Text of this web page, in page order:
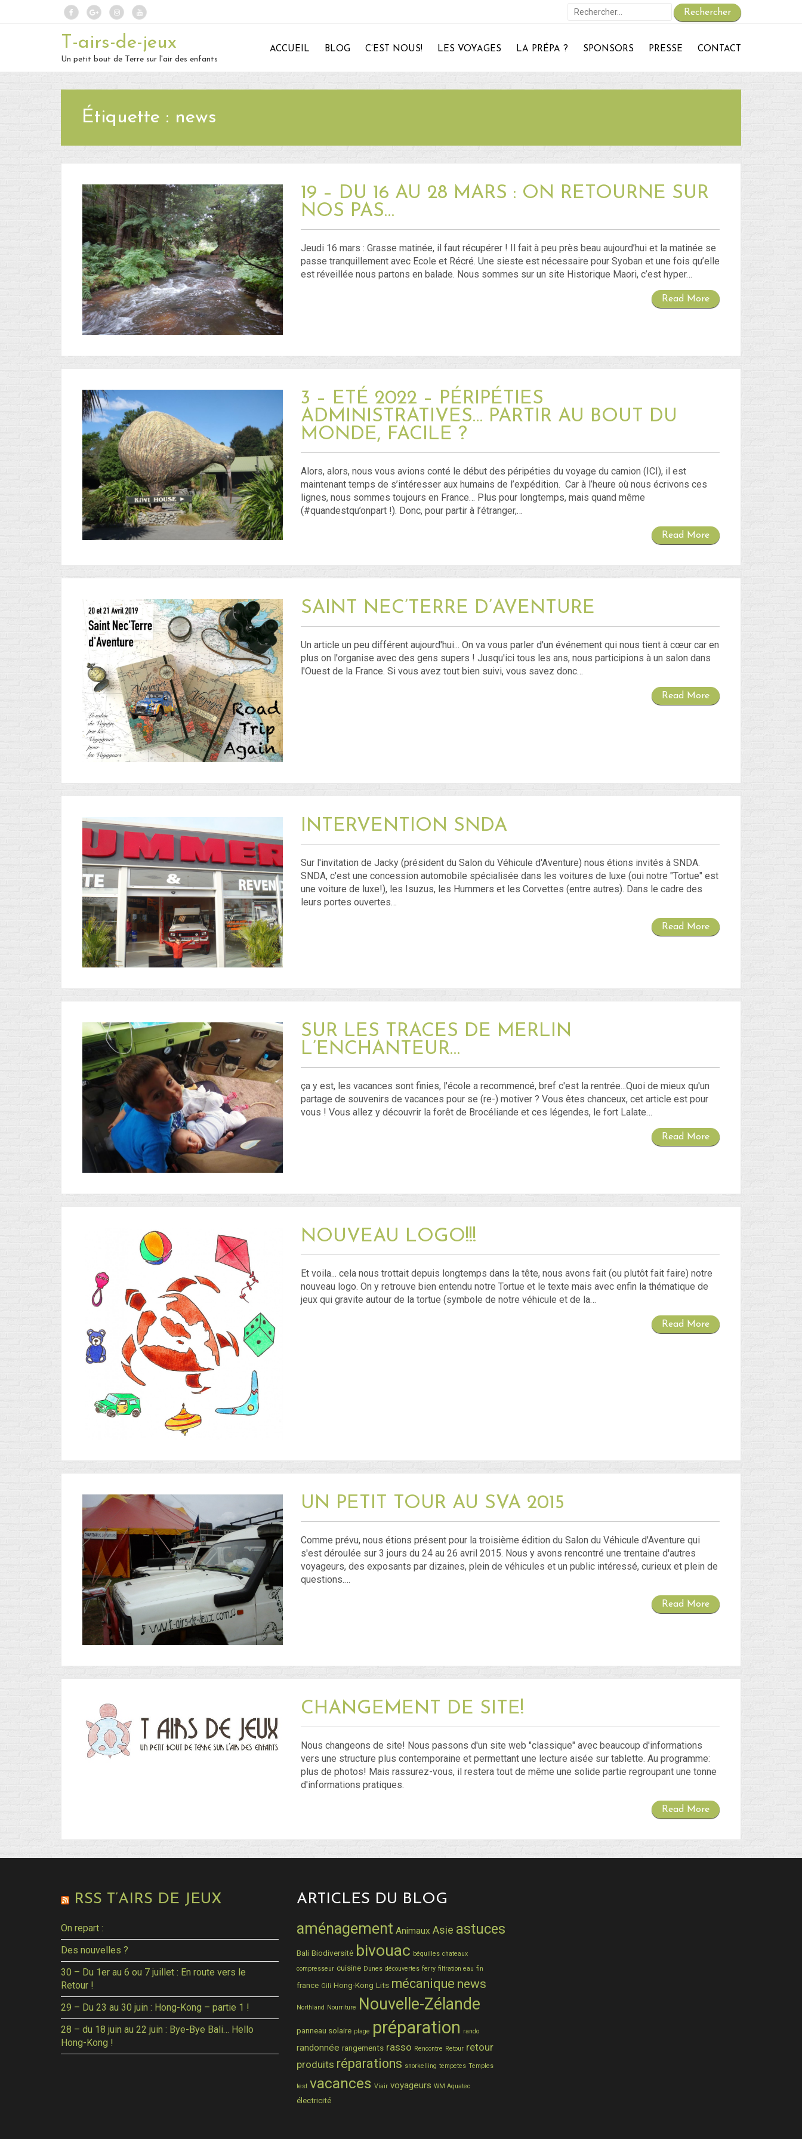
Rechercher :
On repart :
28 – du 18 juin au 22 juin : Bye-Bye Bali… Hello Hong-Kong !
Flux des publications
Flux des commentaires
T-airs-de-jeux
Un petit bout de Terre sur l'air des enfants
ACCUEIL BLOG C’EST NOUS! LES VOYAGES LA PRÉPA ? SPONSORS PRESSE CONTACT
Étiquette : news
19 – DU 16 AU 28 MARS : ON RETOURNE SUR
NOS PAS…
Jeudi 16 mars : Grasse matinée, il faut récupérer ! Il fait à peu près beau aujourd’hui et la matinée se
passe tranquillement avec Ecole et Récré. Une sieste est nécessaire pour Syoban et une fois qu’elle
est réveillée nous partons en balade. Nous sommes sur un site Historique Maori, c’est hyper…
Read More
3 – ETÉ 2022 – PÉRIPÉTIES
ADMINISTRATIVES… PARTIR AU BOUT DU
MONDE, FACILE ?
Alors, alors, nous vous avions conté le début des péripéties du voyage du camion (ICI), il est
maintenant temps de s’intéresser aux humains de l’expédition. Car à l’heure où nous écrivons ces
lignes, nous sommes toujours en France… Plus pour longtemps, mais quand même
(#quandestqu’onpart !). Donc, pour partir à l’étranger,…
Read More
SAINT NEC’TERRE D’AVENTURE
Un article un peu différent aujourd'hui... On va vous parler d'un événement qui nous tient à cœur car en
plus on l'organise avec des gens supers ! Jusqu'ici tous les ans, nous participions à un salon dans
l'Ouest de la France. Si vous avez tout bien suivi, vous savez donc…
Read More
INTERVENTION SNDA
Sur l'invitation de Jacky (président du Salon du Véhicule d'Aventure) nous étions invités à SNDA.
SNDA, c'est une concession automobile spécialisée dans les voitures de luxe (oui notre "Tortue" est
une voiture de luxe!), les Isuzus, les Hummers et les Corvettes (entre autres). Dans le cadre des
leurs portes ouvertes…
Read More
SUR LES TRACES DE MERLIN
L’ENCHANTEUR…
ça y est, les vacances sont finies, l'école a recommencé, bref c'est la rentrée...Quoi de mieux qu'un
partage de souvenirs de vacances pour se (re-) motiver ? Vous êtes chanceux, cet article est pour
vous ! Vous allez y découvrir la forêt de Brocéliande et ces légendes, le fort Lalate…
Read More
NOUVEAU LOGO!!!
Et voila... cela nous trottait depuis longtemps dans la tête, nous avons fait (ou plutôt fait faire) notre
nouveau logo. On y retrouve bien entendu notre Tortue et le texte mais avec enfin la thématique de
jeux qui gravite autour de la tortue (symbole de notre véhicule et de la…
Read More
UN PETIT TOUR AU SVA 2015
Comme prévu, nous étions présent pour la troisième édition du Salon du Véhicule d'Aventure qui
s'est déroulée sur 3 jours du 24 au 26 avril 2015. Nous y avons rencontré une trentaine d'autres
voyageurs, des exposants par dizaines, plein de véhicules et un public intéressé, curieux et plein de
questions.…
Read More
CHANGEMENT DE SITE!
Nous changeons de site! Nous passons d'un site web "classique" avec beaucoup d'informations
vers une structure plus contemporaine et permettant une lecture aisée sur tablette. Au programme:
plus de photos! Mais rassurez-vous, il restera tout de même une solide partie regroupant une tonne
d'informations pratiques.
Read More
RSS T’AIRS DE JEUX
On repart :
Des nouvelles ?
30 – Du 1er au 6 ou 7 juillet : En route vers le
Retour !
29 – Du 23 au 30 juin : Hong-Kong – partie 1 !
28 – du 18 juin au 22 juin : Bye-Bye Bali… Hello
Hong-Kong !
ARTICLES DU BLOG
aménagement Animaux Asie astuces
Bali Biodiversité bivouac béquilles chateaux
compresseur cuisine Dunes découvertes ferry filtration eau fin
france Gili Hong-Kong Lits mécanique news
Northland Nourriture Nouvelle-Zélande
panneau solaire plage préparation rando
randonnée rangements rasso Rencontre Retour retour
produits réparations snorkelling tempetes Temples
test vacances Viair voyageurs WM Aquatec
électricité